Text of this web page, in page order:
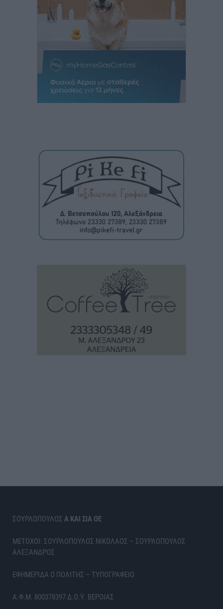
ΣΟΥΡΛΟΠΟΥΛΟΣ Α ΚΑΙ ΣΙΑ ΟΕ
ΜΕΤΟΧΟΙ: ΣΟΥΡΛΟΠΟΥΛΟΣ ΝΙΚΟΛΑΟΣ – ΣΟΥΡΛΟΠΟΥΛΟΣ
ΑΛΕΞΑΝΔΡΟΣ
ΕΦΗΜΕΡΙΔΑ Ο ΠΟΛΙΤΗΣ – ΤΥΠΟΓΡΑΦΕΙΟ
Α.Φ.Μ. 800378397 Δ.Ο.Υ. ΒΕΡΟΙΑΣ